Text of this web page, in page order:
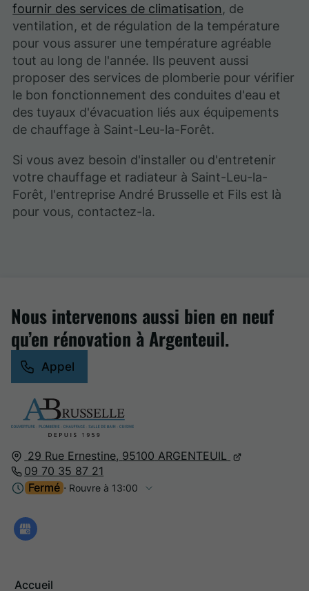
fournir des services de climatisation, de
ventilation, et de régulation de la température
pour vous assurer une température agréable
tout au long de l'année. Ils peuvent aussi
proposer des services de plomberie pour vérifier
le bon fonctionnement des conduites d'eau et
des tuyaux d'évacuation liés aux équipements
de chauffage à Saint-Leu-la-Forêt.
Si vous avez besoin d'installer ou d'entretenir
votre chauffage et radiateur à Saint-Leu-la-
Forêt, l'entreprise André Brusselle et Fils est là
pour vous, contactez-la.
29 Rue Ernestine, 95100 ARGENTEUIL
09 70 35 87 21
Fermé ⋅ Rouvre à 13:00
Accueil
Nous intervenons aussi bien en neuf
qu’en rénovation à Argenteuil.
Appel